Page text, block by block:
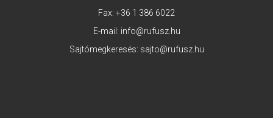
Fax: +36 1 386 6022
E-mail: info@rufusz.hu
Sajtómegkeresés: sajto@rufusz.hu